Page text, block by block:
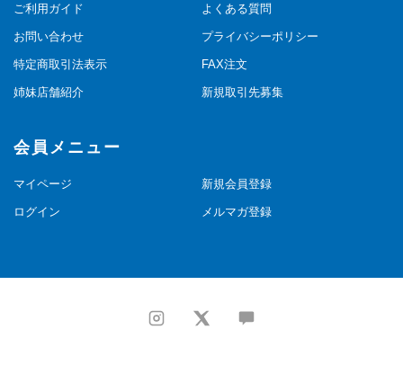
ご利用ガイド よくある質問
お問い合わせ プライバシーポリシー
特定商取引法表示 FAX注文
姉妹店舗紹介 新規取引先募集
会員メニュー
マイページ 新規会員登録
ログイン メルマガ登録